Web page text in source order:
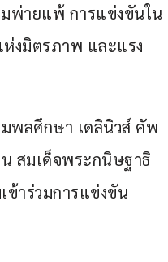
พ่ายแพ้ การแข่งขันใน
งมิตรภาพ และแรง
พลศึกษา เดลินิวส์ คัพ
สมเด็จพระกนิษฐาธิ
ข้าร่วมการแข่งขัน